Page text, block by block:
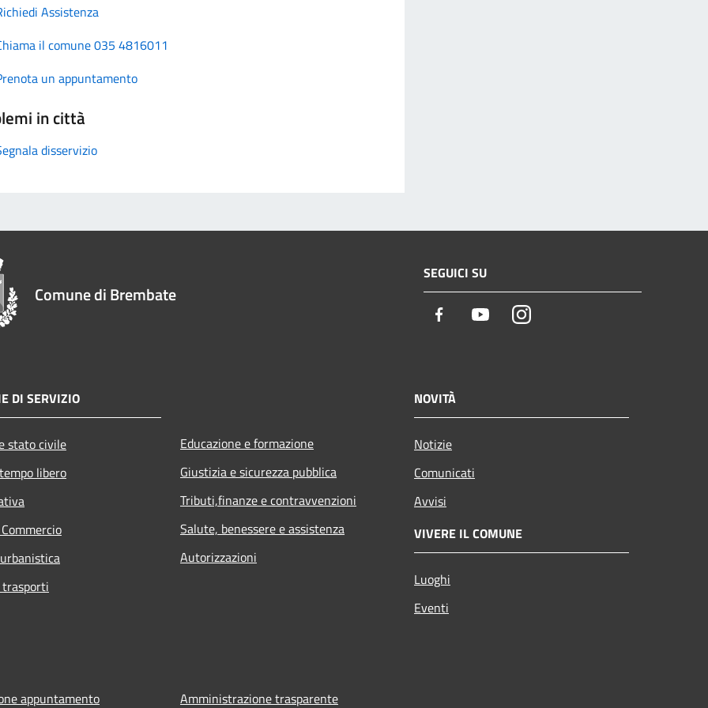
Assistenza
il comune 035 4816011
un appuntamento
in città
disservizio
Comune di Brembate
SEGUICI SU
Facebook YoutubeInstagram
DI SERVIZIO
stato civile
libero
Educazione e formazione
Giustizia e sicurezza pubblica
Tributi,finanze e contravvenzioni
Salute, benessere e assistenza
Autorizzazioni
NOVITÀ
Notizie
Comunicati
Avvisi
VIVERE IL COMUNE
Luoghi
Eventi
appuntamento Amministrazione trasparente